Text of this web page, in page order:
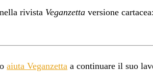
rivista Veganzettaversione
aiuta Veganzetta a continuare il suo